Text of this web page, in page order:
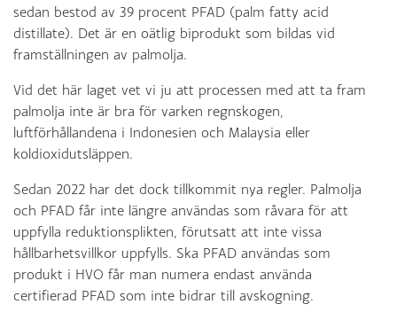
sedan bestod av 39 procent PFAD (palm fatty acid
distillate). Det är en oätlig biprodukt som bildas vid
framställningen av palmolja.
Vid det här laget vet vi ju att processen med att ta fram
palmolja inte är bra för varken regnskogen,
luftförhållandena i Indonesien och Malaysia eller
koldioxidutsläppen.
Sedan 2022 har det dock tillkommit nya regler. Palmolja
och PFAD får inte längre användas som råvara för att
uppfylla reduktionsplikten, förutsatt att inte vissa
hållbarhetsvillkor uppfylls. Ska PFAD användas som
produkt i HVO får man numera endast använda
certifierad PFAD som inte bidrar till avskogning.